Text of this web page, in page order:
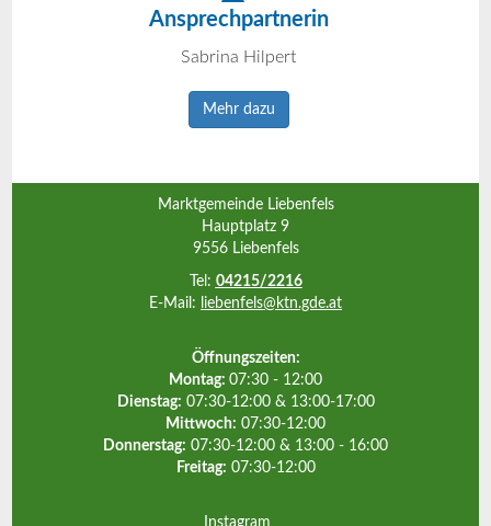
Ansprechpartnerin
Sabrina Hilpert
Mehr dazu
Marktgemeinde Liebenfels
Hauptplatz 9
9556 Liebenfels
Tel: 04215/2216
E-Mail:
liebenfels@ktn.gde.at
Öffnungszeiten:
Montag: 07:30 - 12:00
Dienstag: 07:30-12:00 & 13:00-17:00
Mittwoch: 07:30-12:00
Donnerstag: 07:30-12:00 & 13:00 - 16:00
Freitag: 07:30-12:00
Instagram